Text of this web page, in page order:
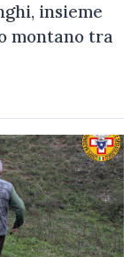
insieme
montano tra